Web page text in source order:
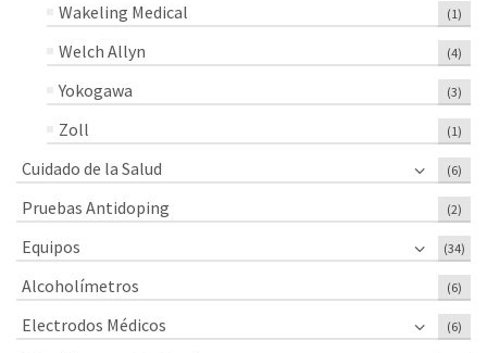
Wakeling Medical (1)
Welch Allyn (4)
Yokogawa (3)
Zoll (1)
Cuidado de la Salud (6)
Pruebas Antidoping (2)
Equipos (34)
Alcoholímetros (6)
Electrodos Médicos (6)